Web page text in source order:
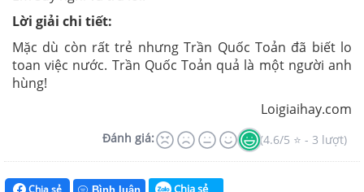
Lời giải chi tiết:
Mặc dù còn rất trẻ nhưng Trần Quốc Toản đã biết lo
toan việc nước. Trần Quốc Toản quả là một người anh
hùng!
Loigiaihay.com
Đánh giá: (4.6/5 ⭐ - 3 lượt)
Chia sẻ Chia sẻ